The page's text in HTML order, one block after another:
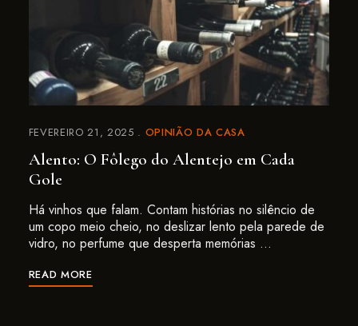
FEVEREIRO 21, 2025 OPINIÃO DA CASA
Alento: O Fôlego do Alentejo em Cada
Gole
Há vinhos que falam. Contam histórias no silêncio de
um copo meio cheio, no deslizar lento pela parede de
vidro, no perfume que desperta memórias …
READ MORE